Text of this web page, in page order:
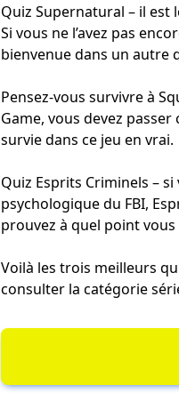
Quiz Supernatural – il est
Si vous ne l’avez pas
bienvenue dans un autre
Pensez-vous survivre à
Game, vous devez
survie dans ce jeu en vrai.
Quiz Esprits Criminels –
psychologique du FBI,
prouvez à quel point
Voilà les trois meilleurs
consulter la catégorie